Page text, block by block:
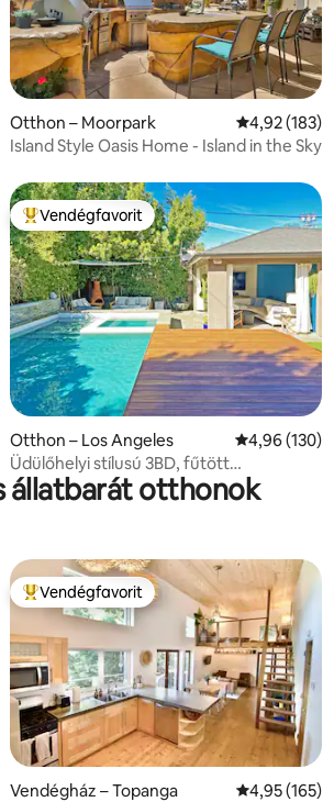
5/4,93, 123 vélemény
Otthon – Moorpark Átlagos
4,92 (183)
Island Style Oasis Home - Island in the Sky
5/4,95, 237 vélemény
Kiemelt vendégfavorit
Vendégfavorit
Otthon – Los Angeles Átlagos
4,96 (130)
Üdülőhelyi stílusú 3BD, fűtött
gyógyfürdő, sétatávolságra
üzletek/kávézók
állatbarát otthonok
5/4,95, 103 vélemény
Kiemelt vendégfavorit
Vendégfavorit
Vendégház – Topanga Átlagos
4,95 (165)